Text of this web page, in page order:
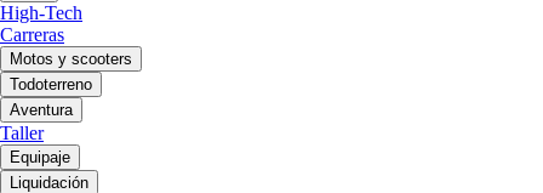
High-Tech
Carreras
Motos y scooters
Todoterreno
Aventura
Taller
Equipaje
Liquidación